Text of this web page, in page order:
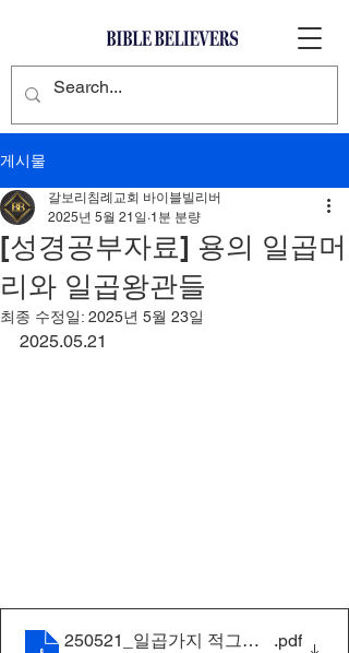
게시물
[성경공부자료] 용의 일곱머
리와 일곱왕관들
갈보리침례교회 바이블빌리버
2025년 5월 21일 1분 분량
최종 수정일: 2025년 5월 23일
2025.05.21
250521_일곱가지 적그리스도의 왕국
.pdf